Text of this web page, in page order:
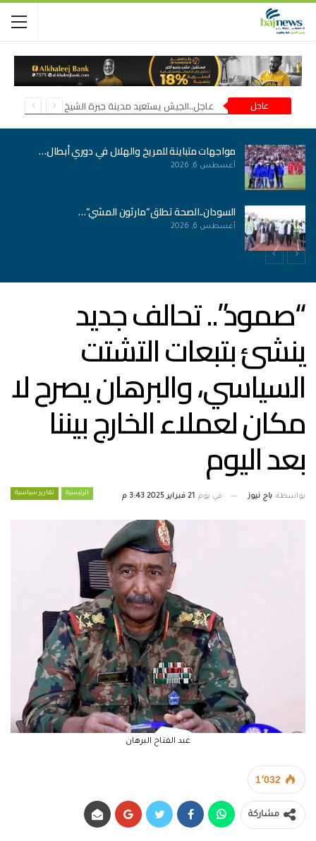
عاجل عاجل..الجيش يستعيد مدينة جبرة الشيخ في شمال كردفان
مواجهات متباينة للمريخ والهلال في دوري أبطال…
أغسطس 6, 2026
السودان..الصحة تطلق”مارثون المشي”…
أغسطس 6, 2026
“صمود”.. تحالف جديد
ينشئ بتبعات التشتت
السياسي، والبرهان يصرح لا
مكان لعملاء الخارج بيننا
بعد اليوم
الرئيسية تقارير سياسية بواسطة باج نيوز في يوم 21 فبراير 2025 3:43 م
عبد الفتاح البرهان
1٬032
مشاركة